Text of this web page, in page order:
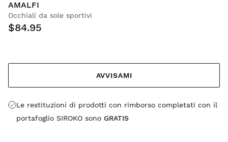
AMALFI
Occhiali da sole sportivi
$84.95
AVVISAMI
Le restituzioni di prodotti con rimborso completati con il
portafoglio SIROKO sono GRATIS